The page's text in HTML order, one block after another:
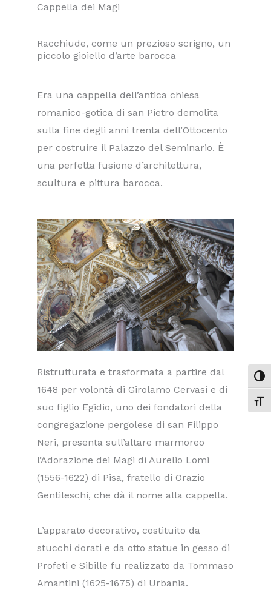
Cappella dei Magi
Racchiude, come un prezioso scrigno, un
piccolo gioiello d’arte barocca
Era una cappella dell’antica chiesa
romanico-gotica di san Pietro demolita
sulla fine degli anni trenta dell’Ottocento
per costruire il Palazzo del Seminario. È
una perfetta fusione d’architettura,
scultura e pittura barocca.
Ristrutturata e trasformata a partire dal
1648 per volontà di Girolamo Cervasi e di
suo figlio Egidio, uno dei fondatori della
congregazione pergolese di san Filippo
Neri, presenta sull’altare marmoreo
l’Adorazione dei Magi di Aurelio Lomi
(1556-1622) di Pisa, fratello di Orazio
Gentileschi, che dà il nome alla cappella.
L’apparato decorativo, costituito da
stucchi dorati e da otto statue in gesso di
Profeti e Sibille fu realizzato da Tommaso
Amantini (1625-1675) di Urbania.